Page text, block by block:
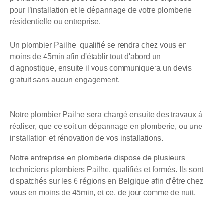
pour l’installation et le dépannage de votre plomberie
résidentielle ou entreprise.
Un plombier Pailhe, qualifié se rendra chez vous en
moins de 45min afin d'établir tout d'abord un
diagnostique, ensuite il vous communiquera un devis
gratuit sans aucun engagement.
Notre plombier Pailhe sera chargé ensuite des travaux à
réaliser, que ce soit un dépannage en plomberie, ou une
installation et rénovation de vos installations.
Notre entreprise en plomberie dispose de plusieurs
techniciens plombiers Pailhe, qualifiés et formés. Ils sont
dispatchés sur les 6 régions en Belgique afin d’être chez
vous en moins de 45min, et ce, de jour comme de nuit.